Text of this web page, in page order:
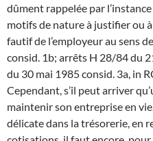
dûment rappelée par
motifs de nature à justifier ou
fautif de l’employeur au sens
consid. 1b; arrêts H 28/84 du
du 30 mai 1985 consid. 3a, in
Cependant, s’il peut arriver
maintenir son entreprise en
délicate dans la trésorerie, en